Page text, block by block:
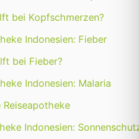
bei Kopfschmerzen?
Indonesien: Fieber
bei Fieber?
Indonesien: Malaria
Reiseapotheke
Indonesien: